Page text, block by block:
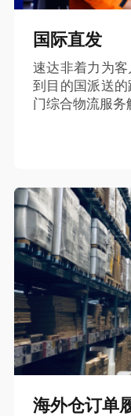
国际直发
速达非着力为
到目的国派送
门综合物流服务
海外仓订单